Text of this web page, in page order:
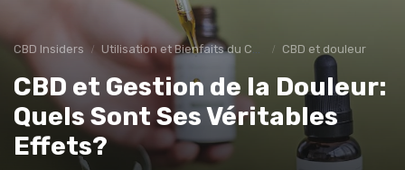
CBD Insiders Utilisation et Bienfaits du CBD CBD et douleur
CBD et Gestion de la Douleur:
Quels Sont Ses Véritables
Effets?